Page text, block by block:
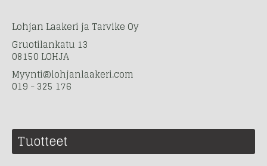
Lohjan Laakeri ja Tarvike Oy
Gruotilankatu 13
08150 LOHJA
Myynti@lohjanlaakeri.com
019 - 325 176
Tuotteet